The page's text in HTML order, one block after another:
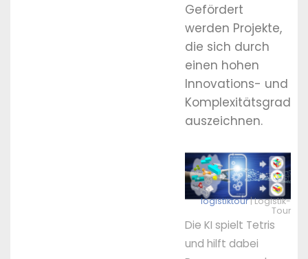
Gefördert
werden Projekte,
die sich durch
einen hohen
Innovations- und
Komplexitätsgrad
auszeichnen.
logistiktour| Logistik-
Tour
Die KI spielt Tetris
und hilft dabei